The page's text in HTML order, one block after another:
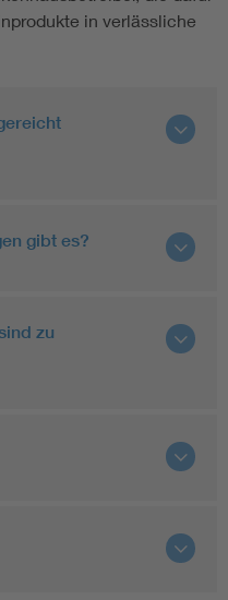
in verlässliche
gibt es?
zu